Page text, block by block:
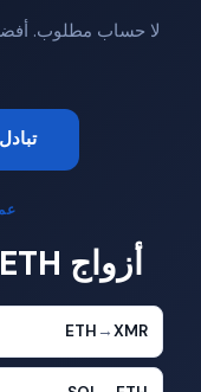
لا حساب مطلوب.
تبادل ETH → XMR الآن →
أزواج ETH وXMR شائعة أخرى
XMR
→
ETH